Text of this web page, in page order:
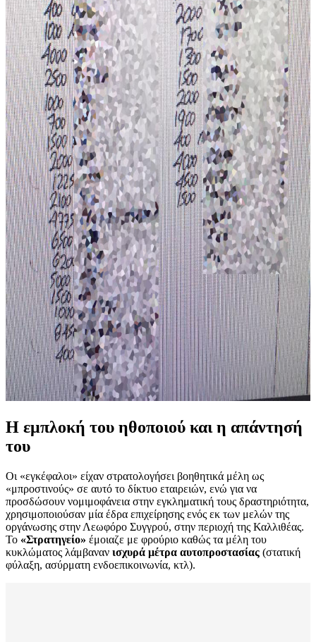
Η εμπλοκή του ηθοποιού και η απάντησή
του
Οι «εγκέφαλοι» είχαν στρατολογήσει βοηθητικά μέλη ως
«μπροστινούς» σε αυτό το δίκτυο εταιρειών, ενώ για να
προσδώσουν νομιμοφάνεια στην εγκληματική τους δραστηριότητα,
χρησιμοποιούσαν μία έδρα επιχείρησης ενός εκ των μελών της
οργάνωσης στην Λεωφόρο Συγγρού, στην περιοχή της Καλλιθέας.
Το «Στρατηγείο» έμοιαζε με φρούριο καθώς τα μέλη του
κυκλώματος λάμβαναν ισχυρά μέτρα αυτοπροστασίας (στατική
φύλαξη, ασύρματη ενδοεπικοινωνία, κτλ).